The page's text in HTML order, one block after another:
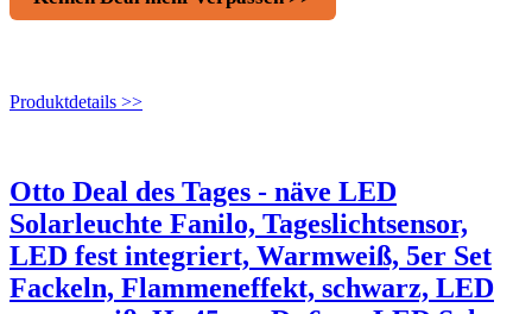
Produktdetails >>
Otto Deal des Tages - näve LED
Solarleuchte Fanilo, Tageslichtsensor,
LED fest integriert, Warmweiß, 5er Set
Fackeln, Flammeneffekt, schwarz, LED